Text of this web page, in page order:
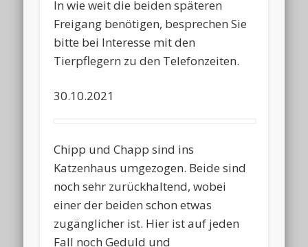
In wie weit die beiden späteren
Freigang benötigen, besprechen Sie
bitte bei Interesse mit den
Tierpflegern zu den Telefonzeiten.
30.10.2021
Chipp und Chapp sind ins
Katzenhaus umgezogen. Beide sind
noch sehr zurückhaltend, wobei
einer der beiden schon etwas
zugänglicher ist. Hier ist auf jeden
Fall noch Geduld und